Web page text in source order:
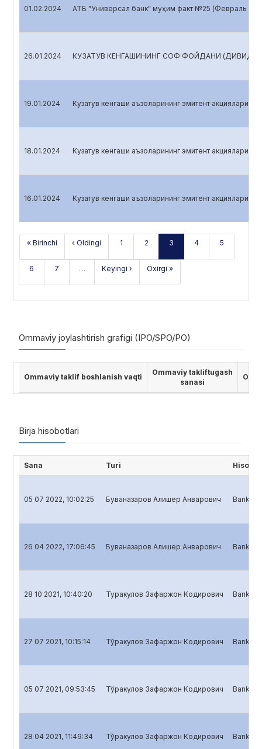
01.02.2024 АТБ "Универсал банк" муҳим факт №25 (Февраль
26.01.2024 КУЗАТУВ КЕНГАШИНИНГ СОФ ФОЙДАНИ
19.01.2024 Кузатув кенгаши аъзоларининг эмитент
18.01.2024 Кузатув кенгаши аъзоларининг эмитент
16.01.2024 Кузатув кенгаши аъзоларининг эмитент
« Birinchi ‹ Oldingi 1 2 3 4 5
6 7 … Keyingi › Oxirgi »
Ommaviy joylashtirish grafigi (IPO/SPO/PO)
Ommaviy taklif boshlanish vaqti
Ommaviy takliftugash
sanasi
Birja hisobotlari
Sana Turi
05 07 2022, 10:02:25 Буваназаров Алишер Анварович Banklar
26 04 2022, 17:06:45 Буваназаров Алишер Анварович Banklar
28 10 2021, 10:40:20 Туракулов Зафаржон Кодирович Banklar
27 07 2021, 10:15:14 Тўракулов Зафаржон Кодирович Banklar
05 07 2021, 09:53:45 Тўракулов Зафаржон Кодирович Banklar
28 04 2021, 11:49:34 Тўракулов Зафаржон Кодирович Banklar